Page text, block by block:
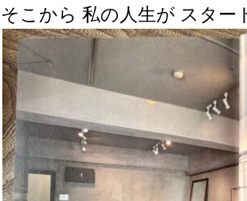
そこから 私の人生が スター